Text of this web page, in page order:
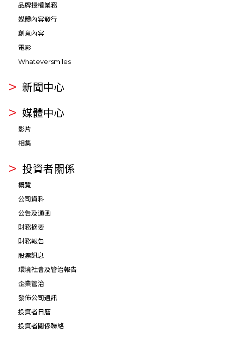
品牌授權業務
媒體內容發行
創意內容
電影
Whateversmiles
新聞中心
媒體中心
影片
相集
投資者關係
概覽
公司資料
公告及通函
財務摘要
財務報告
股票訊息
環境社會及管治報告
企業管治
發佈公司通訊
投資者日曆
投資者關係聯絡